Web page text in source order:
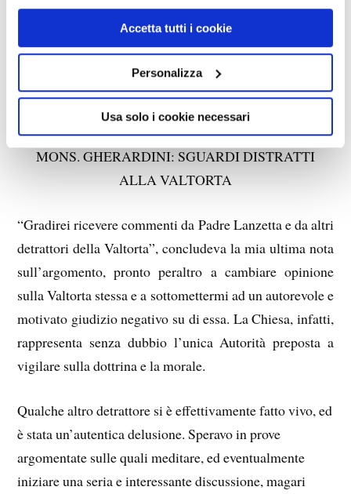
Accetta tutti i cookie
Personalizza
Usa solo i cookie necessari
MONS. GHERARDINI: UNO
SGUARDO DISTRATTO ALLA
VALTORTA
16 GENNAIO 2013 HUMANAE LITTERAE
MONS. GHERARDINI: SGUARDI DISTRATTI
ALLA VALTORTA
“Gradirei ricevere commenti da Padre Lanzetta e da altri
detrattori della Valtorta”, concludeva la mia ultima nota
sull’argomento, pronto peraltro a cambiare opinione
sulla Valtorta stessa e a sottomettermi ad un autorevole e
motivato giudizio negativo su di essa. La Chiesa, infatti,
rappresenta senza dubbio l’unica Autorità preposta a
vigilare sulla dottrina e la morale.
Qualche altro detrattore si è effettivamente fatto vivo, ed
è stata un’autentica delusione. Speravo in prove
argomentate sulle quali meditare, ed eventualmente
iniziare una seria e interessante discussione, magari